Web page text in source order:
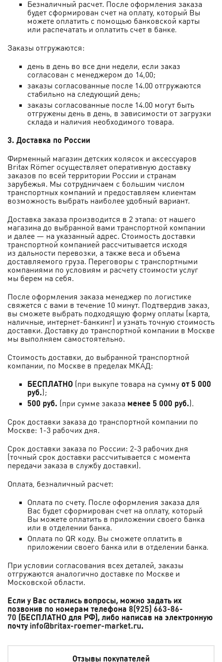
Безналичный расчет. После оформления заказа
будет сформирован счет на оплату, который Вы
можете оплатить с помощью банковской карты
или распечатать и оплатить счет в банке.
Заказы отгружаются:
день в день во все дни недели, если заказ
согласован с менеджером до 14,00;
заказы согласованные после 14.00 отгружаются
стабильно на следующий день;
заказы согласованные после 14.00 могут быть
отгружены день в день, в зависимости от загрузки
склада и наличия необходимого товара.
3. Доставка по России
Фирменный магазин детских колясок и аксессуаров
Britax Römer осуществляет оперативную доставку
заказов по всей территории России и странам
зарубежья. Мы сотрудничаем с большим числом
транспортных компаний и предоставляем клиентам
возможность выбрать наиболее удобный вариант.
Доставка заказа производится в 2 этапа: от нашего
магазина до выбранной вами транспортной компании
и далее — на указанный адрес. Стоимость доставки
транспортной компанией рассчитывается исходя
из дальности перевозки, а также веса и объема
доставляемого груза. Переговоры с транспортными
компаниями по условиям и расчету стоимости услуг
мы берем на себя.
После оформления заказа менеджер по логистике
свяжется с вами в течение 10 минут. Подтвердив заказ,
вы сможете выбрать подходящую форму оплаты (карта,
наличные, интернет-банкинг) и узнать точную стоимость
доставки. Доставку до транспортной компании в Москве
мы выполняем самостоятельно.
Стоимость доставки, до выбранной транспортной
компании, по Москве в пределах МКАД:
БЕСПЛАТНО (при выкупе товара на суммуот 5 000
руб.);
500 руб. (при сумме заказа менее 5 000 руб.).
Срок доставки заказа до транспортной компании по
Москве: 1-3 рабочих дня.
Срок доставки заказа по России: 2-3 рабочих дня
(точный срок доставки рассчитывается с момента
передачи заказа в службу доставки).
Оплата, безналичный расчет:
Оплата по счету. После оформления заказа для
Вас будет сформирован счет на оплату, который
Вы можете оплатить в приложении своего банка
или в отделении банка.
Оплата по QR коду. Вы сможете оплатить в
приложении своего банка или в отделении банка.
При условии согласования всех деталей, заказы
отгружаются аналогично доставке по Москве и
Московской области.
Если у Вас остались вопросы, можно задать их
позвонив по номерам телефона 8(925) 663-86-
70 (БЕСПЛАТНО для РФ), либо написав на электронную
почту info@britax-roemer-market.ru.
Отзывы покупателей